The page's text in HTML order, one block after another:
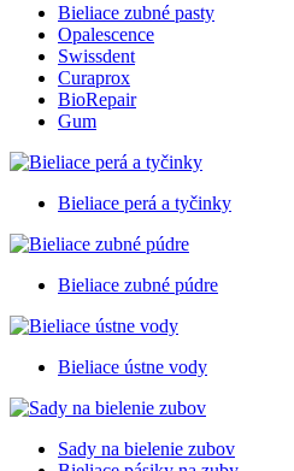
Bieliace zubné pasty
Opalescence
Swissdent
Curaprox
BioRepair
Gum
Bieliace perá a tyčinky
Bieliace zubné púdre
Bieliace ústne vody
Sady na bielenie zubov